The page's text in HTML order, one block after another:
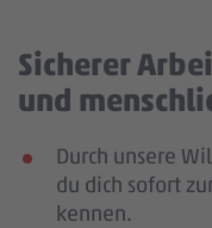
Sicherer
und
Durch unsere
du dich sofort
kennen.